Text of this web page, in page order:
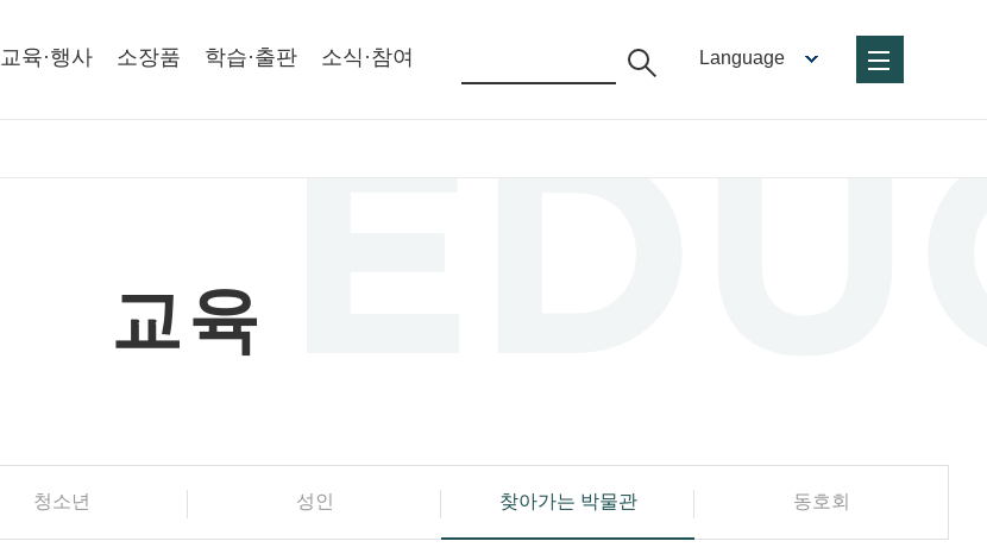
교육·행사 소장품 학습·출판 소식·참여 Language
교육
청소년 성인 찾아가는 박물관 동호회